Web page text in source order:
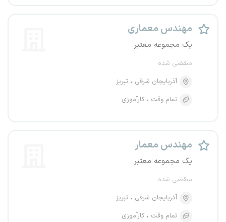
مهندس معماری
یک مجموعه معتبر
منقضی شده
آذربایجان شرقی
تبریز
تمام وقت
کارآموزی
مهندس معمار
یک مجموعه معتبر
منقضی شده
آذربایجان شرقی
تبریز
تمام وقت
کارآموزی